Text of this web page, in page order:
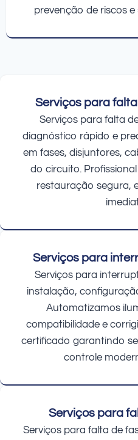
prevenção de riscos
Serviços para
Serviços para falta
diagnóstico rápido e
em fases, disjuntores,
do circuito.
restauração segura,
Serviços para
Serviços para
instalação,
Automatizamos
compatibilidade e
certificado garantindo
controle
Serviços para
Serviços para falta de